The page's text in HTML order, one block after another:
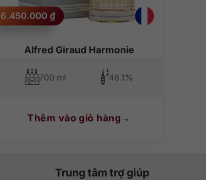
Alfred Giraud Harmonie
6.450.000 ₫
700 ml 46.1%
Thêm vào giỏ hàng
Trung tâm trợ giúp